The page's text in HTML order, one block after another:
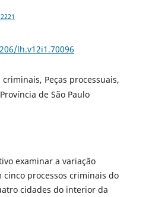
lh.v12i1.70096
criminais, Peças processuais,
de São Paulo
examinar a variação
processos criminais do
cidades do interior da